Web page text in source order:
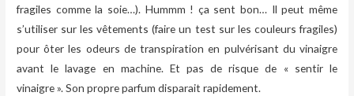
fragiles comme la soie…). Hummm ! ça sent bon… Il peut même
s’utiliser sur les vêtements (faire un test sur les couleurs fragiles)
pour ôter les odeurs de transpiration en pulvérisant du vinaigre
avant le lavage en machine. Et pas de risque de « sentir le
vinaigre ». Son propre parfum disparait rapidement.